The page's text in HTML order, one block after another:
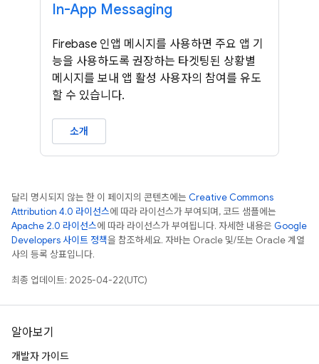
In-App Messaging
Firebase 인앱 메시지를 사용하면 주요 앱 기
능을 사용하도록 권장하는 타겟팅된 상황별
메시지를 보내 앱 활성 사용자의 참여를 유도
할 수 있습니다.
소개
달리 명시되지 않는 한 이 페이지의 콘텐츠에는 Creative Commons
Attribution 4.0 라이선스에 따라 라이선스가 부여되며, 코드 샘플에는
Apache 2.0 라이선스에 따라 라이선스가 부여됩니다. 자세한 내용은 Google
Developers 사이트 정책을 참조하세요. 자바는 Oracle 및/또는 Oracle 계열
사의 등록 상표입니다.
최종 업데이트: 2025-04-22(UTC)
알아보기
개발자 가이드